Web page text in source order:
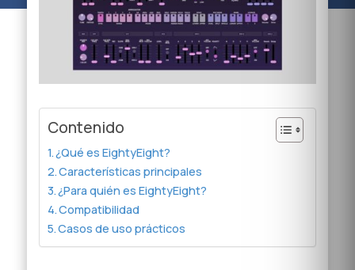
Contenido
¿Qué es EightyEight?
Características principales
¿Para quién es EightyEight?
Compatibilidad
Casos de uso prácticos